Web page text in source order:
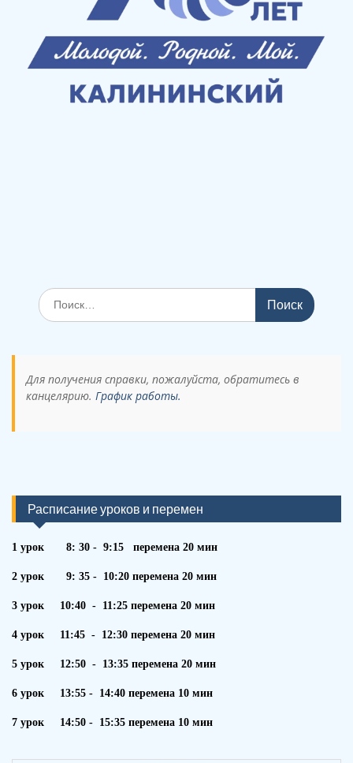
Поиск
по:
Для получения справки, пожалуйста, обратитесь в
канцелярию. График работы.
Расписание уроков и перемен
1 урок 8: 30 - 9:15 перемена 20 мин
2 урок 9: 35 - 10:20 перемена 20 мин
3 урок 10:40 - 11:25 перемена 20 мин
4 урок 11:45 - 12:30 перемена 20 мин
5 урок 12:50 - 13:35 перемена 20 мин
6 урок 13:55 - 14:40 перемена 10 мин
7 урок 14:50 - 15:35 перемена 10 мин